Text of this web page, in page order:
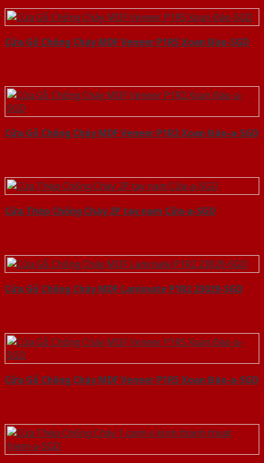
Cửa Gỗ Chống Cháy MDF Veneer P1R5 Xoan Đào-SGD
Cửa Gỗ Chống Cháy MDF Veneer P1R2 Xoan Đào-a-SGD
Cửa Thép Chống Cháy 2P tay nam Cửa-a-SGD
Cửa Gỗ Chống Cháy MDF Laminate P1R2 23029-SGD
Cửa Gỗ Chống Cháy MDF Veneer P1R5 Xoan Đào-a-SGD